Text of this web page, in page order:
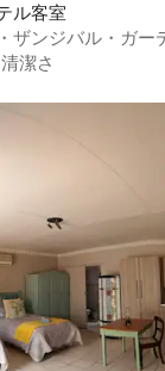
ル客室
ザンジバル・ガー
清潔さ